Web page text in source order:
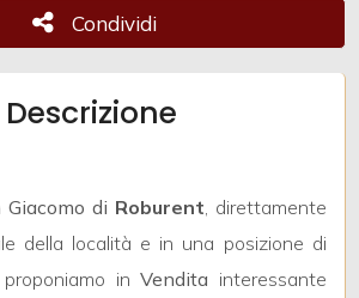
Condividi
Condividi
Descrizione
Giacomo di Roburent, direttamente
della località e in una posizione di
proponiamo inVendita interessante